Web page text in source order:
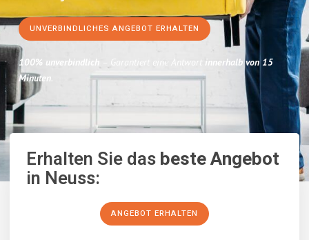
UNVERBINDLICHES ANGEBOT ERHALTEN
100% unverbindlich – Garantiert eine Antwort innerhalb von 15
Minuten.
Erhalten Sie dasbeste Angebot
in Neuss:
ANGEBOT ERHALTEN